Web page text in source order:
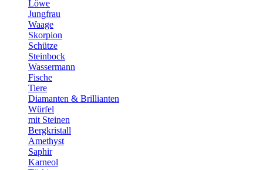
Löwe
Jungfrau
Waage
Skorpion
Schütze
Steinbock
Wassermann
Fische
Tiere
Diamanten & Brillianten
Würfel
mit Steinen
Bergkristall
Amethyst
Saphir
Karneol